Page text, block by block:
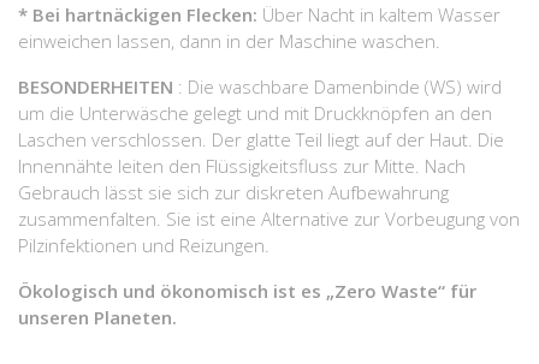
* Bei hartnäckigen Flecken: Über Nacht in kaltem Wasser
einweichen lassen, dann in der Maschine waschen.
BESONDERHEITEN : Die waschbare Damenbinde (WS) wird
um die Unterwäsche gelegt und mit Druckknöpfen an den
Laschen verschlossen. Der glatte Teil liegt auf der Haut. Die
Innennähte leiten den Flüssigkeitsfluss zur Mitte. Nach
Gebrauch lässt sie sich zur diskreten Aufbewahrung
zusammenfalten. Sie ist eine Alternative zur Vorbeugung von
Pilzinfektionen und Reizungen.
Ökologisch und ökonomisch ist es „Zero Waste“ für
unseren Planeten.